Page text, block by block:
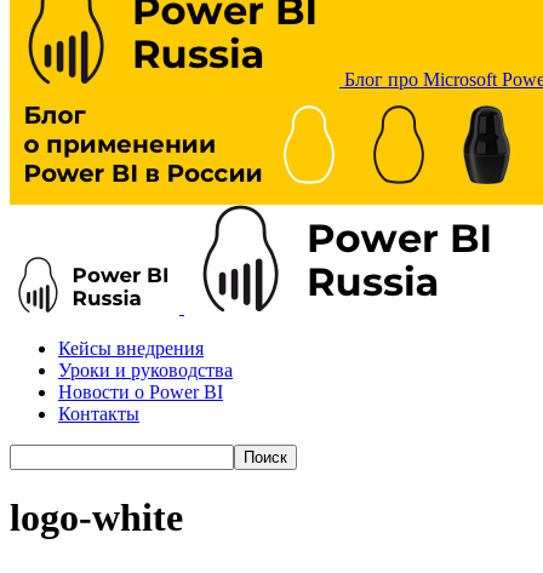
Блог про Microsoft
Кейсы внедрения
Уроки и руководства
Новости о Power BI
Контакты
logo-white